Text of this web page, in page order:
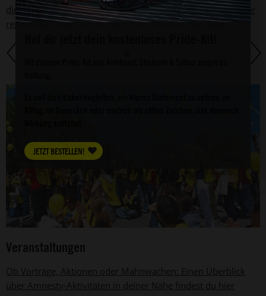
JETZT BESTELLEN!
direkt hier für Menschen in Gefahr ein. Egal ob einmalig oder
regelmäßig, eine Minute oder zehn Minuten. Sei dabei!
Veranstaltungen
Ob Vorträge, Aktionen oder Mahnwachen: Einen Überblick
über Amnesty-Aktivitäten in deiner Nähe findest du hier